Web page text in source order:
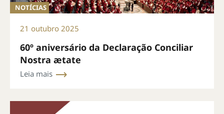
NOTÍCIAS
21 outubro 2025
60º aniversário da Declaração Conciliar
Nostra ætate
Leia mais